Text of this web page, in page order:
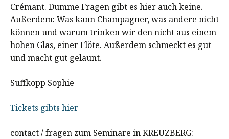
Crémant. Dumme Fragen gibt es hier auch keine.
Außerdem: Was kann Champagner, was andere nicht
können und warum trinken wir den nicht aus einem
hohen Glas, einer Flöte. Außerdem schmeckt es gut
und macht gut gelaunt.
Suffkopp Sophie
Tickets gibts hier
contact / fragen zum Seminare in KREUZBERG: